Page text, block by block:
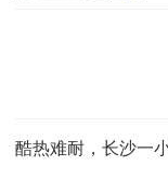
酷热难耐，长沙一